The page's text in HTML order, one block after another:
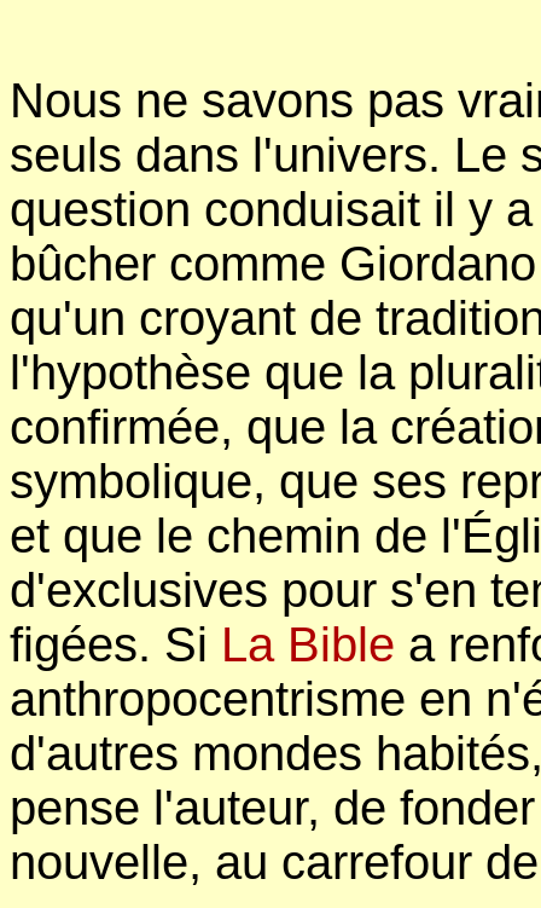
Nous ne savons pas
seuls dans l'univers. Le
question conduisait il y
bûcher comme
qu'un croyant de
l'hypothèse que la
confirmée, que la
symbolique, que ses
et que le chemin de
d'exclusives pour s'en
figées. Si La Bible a
anthropocentrisme en
d'autres mondes
pense l'auteur, de
nouvelle, au carrefour